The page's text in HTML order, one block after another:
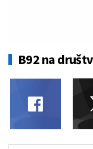
B92 na